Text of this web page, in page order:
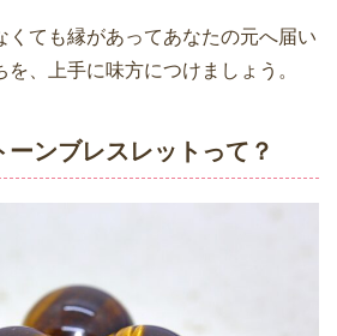
くても縁があってあなたの元へ届い
、上手に味方につけましょう。
ーンブレスレットって？